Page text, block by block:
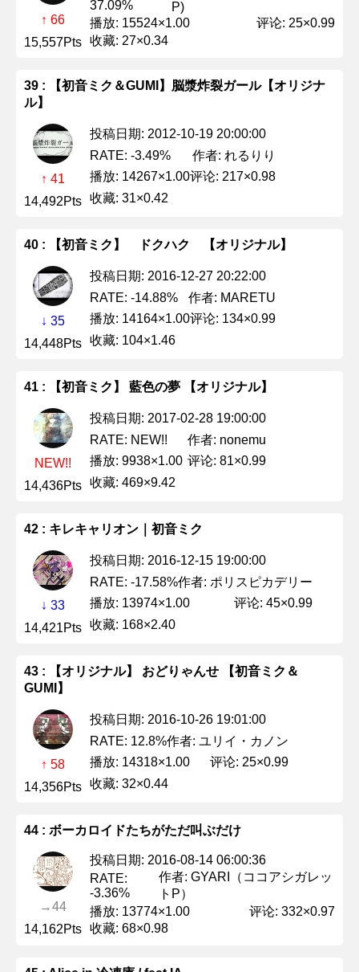
↑ 66
15,557Pts
37.09%
P)
播放: 15524×1.00
评论: 25×0.99
收藏: 27×0.34
39 : 【初音ミク＆GUMI】脳漿炸裂ガール【オリジナ
ル】
↑ 41
14,492Pts
投稿日期: 2012-10-19 20:00:00
RATE: -3.49%
作者: れるりり
播放: 14267×1.00评论: 217×0.98
收藏: 31×0.42
40 : 【初音ミク】 ドクハク 【オリジナル】
↓ 35
14,448Pts
投稿日期: 2016-12-27 20:22:00
RATE: -14.88%
作者: MARETU
播放: 14164×1.00评论: 134×0.99
收藏: 104×1.46
41 : 【初音ミク】 藍色の夢 【オリジナル】
NEW!!
14,436Pts
投稿日期: 2017-02-28 19:00:00
RATE: NEW!!
作者: nonemu
播放: 9938×1.00 评论: 81×0.99
收藏: 469×9.42
42 : キレキャリオン｜初音ミク
↓ 33
14,421Pts
投稿日期: 2016-12-15 19:00:00
RATE: -17.58%作者: ポリスピカデリー
播放: 13974×1.00
评论: 45×0.99
收藏: 168×2.40
43 : 【オリジナル】 おどりゃんせ 【初音ミク＆
GUMI】
↑ 58
14,356Pts
投稿日期: 2016-10-26 19:01:00
RATE: 12.8%作者: ユリイ・カノン
播放: 14318×1.00
评论: 25×0.99
收藏: 32×0.44
44 : ボーカロイドたちがただ叫ぶだけ
→44
14,162Pts
投稿日期: 2016-08-14 06:00:36
RATE:
-3.36%
作者: GYARI（ココアシガレッ
トP）
播放: 13774×1.00
评论: 332×0.97
收藏: 68×0.98